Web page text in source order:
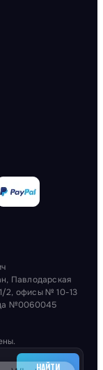
Павлодарская
2, офисы № 10-13
№0060045
НАЙТИ